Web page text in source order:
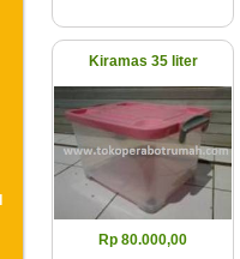
Kiramas 35 liter
Rp 80.000,00